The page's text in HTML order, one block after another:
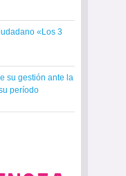
«Los 3
su gestión ante la
período